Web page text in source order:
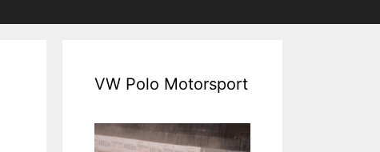
VW Polo Motorsport